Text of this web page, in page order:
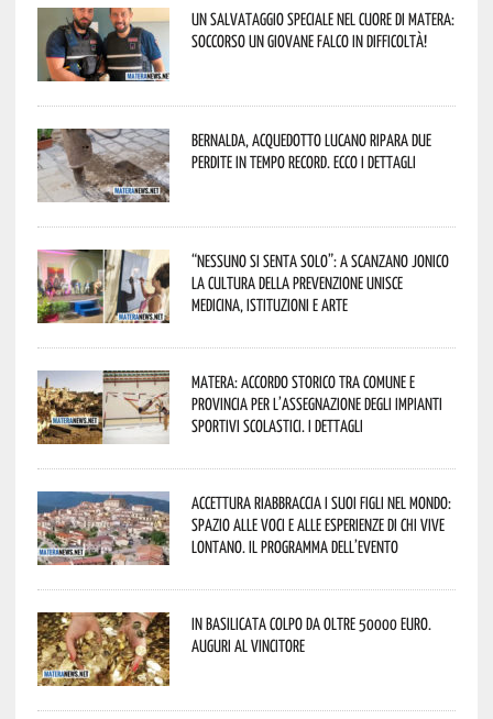
Un salvataggio speciale nel cuore di Matera:
soccorso un giovane falco in difficoltà!
Bernalda, Acquedotto Lucano ripara due
perdite in tempo record. Ecco i dettagli
“Nessuno si senta solo”: a Scanzano Jonico
la cultura della prevenzione unisce
medicina, istituzioni e arte
Matera: accordo storico tra Comune e
Provincia per l’assegnazione degli impianti
sportivi scolastici. I dettagli
Accettura riabbraccia i suoi figli nel mondo:
spazio alle voci e alle esperienze di chi vive
lontano. Il programma dell’evento
In Basilicata colpo da oltre 50000 euro.
Auguri al vincitore